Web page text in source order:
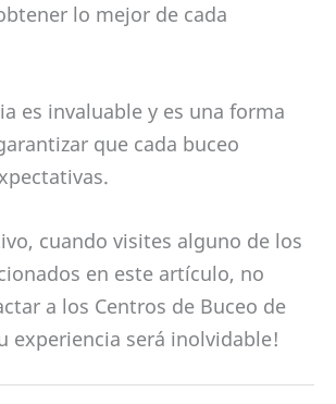
lo mejor de cada
es invaluable y es una forma
que cada buceo
cuando visites alguno de los
en este artículo, no
a los Centros de Buceo de
experiencia será inolvidable!